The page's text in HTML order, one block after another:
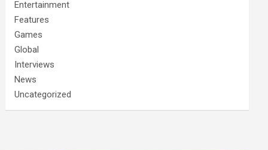
Entertainment
Features
Games
Global
Interviews
News
Uncategorized